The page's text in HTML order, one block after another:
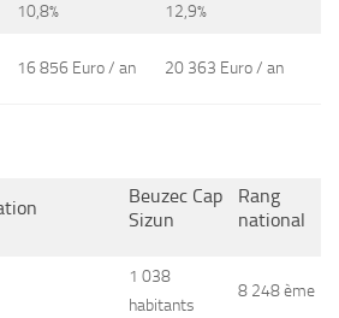
10,8% 12,9%
16 856 Euro / an 20 363 Euro / an
Beuzec Cap
Sizun
Rang
national
1 038
habitants
8 248 ème